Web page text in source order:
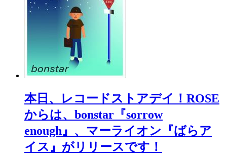
本日、レコードストアデイ！ROSE
からは、bonstar『sorrow
enough』、マーライオン『ばらア
イス』がリリースです！